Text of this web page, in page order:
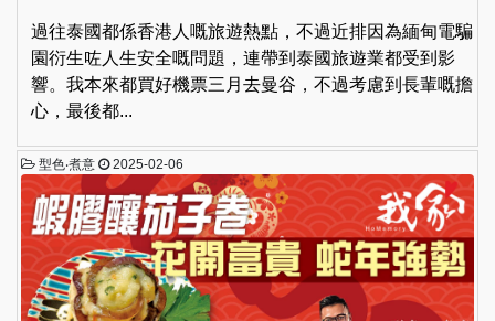
過往泰國都係香港人嘅旅遊熱點，不過近排因為緬甸電騙
園衍生咗人生安全嘅問題，連帶到泰國旅遊業都受到影
響。我本來都買好機票三月去曼谷，不過考慮到長輩嘅擔
心，最後都...
型色‧煮意 2025-02-06